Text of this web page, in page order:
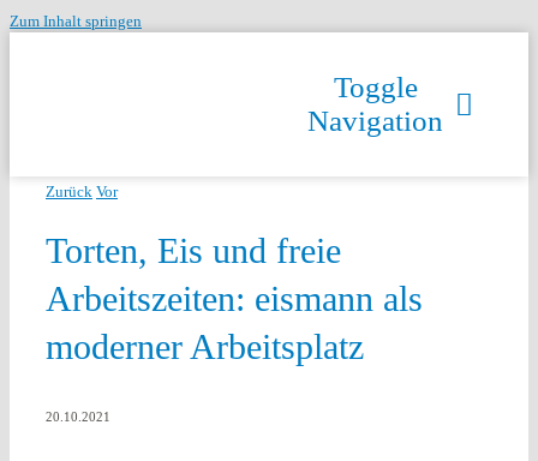
Zum Inhalt springen
Toggle
Navigation
Zurück Vor
Torten, Eis und freie
Arbeitszeiten: eismann als
moderner Arbeitsplatz
20.10.2021